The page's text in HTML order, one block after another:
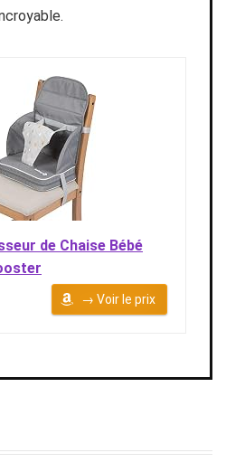
de Chaise Bébé
→ Voir le prix